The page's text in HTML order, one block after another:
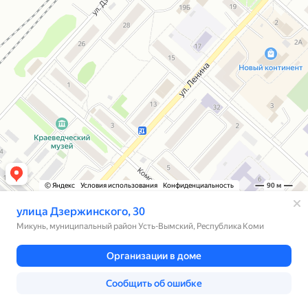
© Яндекс Условия использования Конфиденциальность 90 м
улица Дзержинского, 30
Микунь, муниципальный район Усть-Вымский, Республика Коми
Организации в доме
Сообщить об ошибке